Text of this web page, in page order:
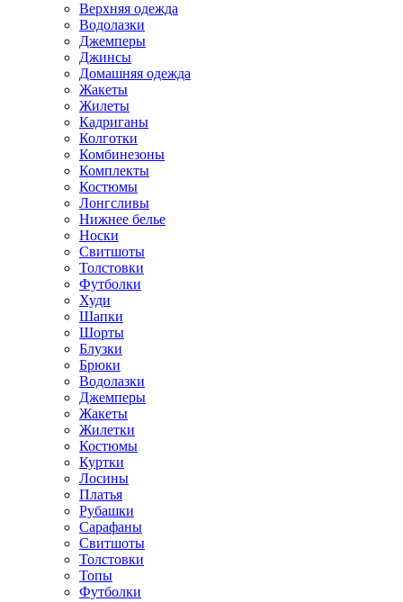
Верхняя одежда
Водолазки
Джемперы
Джинсы
Домашняя одежда
Жакеты
Жилеты
Кадриганы
Колготки
Комбинезоны
Комплекты
Костюмы
Лонгсливы
Нижнее белье
Носки
Свитшоты
Толстовки
Футболки
Худи
Шапки
Шорты
Блузки
Брюки
Водолазки
Джемперы
Жакеты
Жилетки
Костюмы
Куртки
Лосины
Платья
Рубашки
Сарафаны
Свитшоты
Толстовки
Топы
Футболки